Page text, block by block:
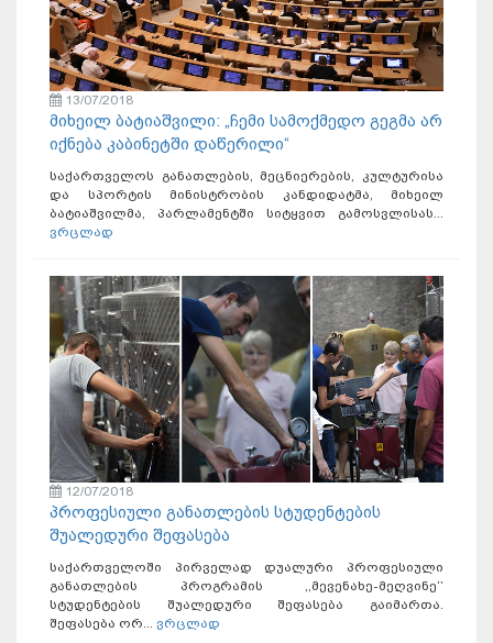
13/07/2018
მიხეილ ბატიაშვილი: „ჩემი სამოქმედო გეგმა არ
იქნება კაბინეტში დაწერილი“
საქართველოს განათლების, მეცნიერების, კულტურისა
და სპორტის მინისტრობის კანდიდატმა, მიხეილ
ბატიაშვილმა, პარლამენტში სიტყვით გამოსვლისას...
ვრცლად
12/07/2018
პროფესიული განათლების სტუდენტების
შუალედური შეფასება
საქართველოში პირველად დუალური პროფესიული
განათლების პროგრამის ,,მევენახე-მეღვინე’’
სტუდენტების შუალედური შეფასება გაიმართა.
შეფასება ორ... ვრცლად